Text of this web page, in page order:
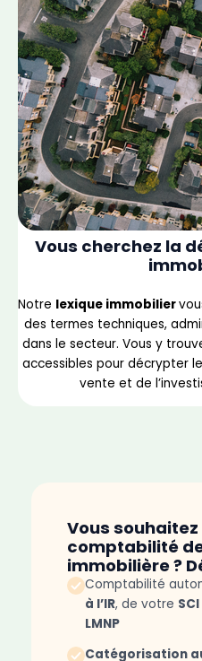
Vous cherchez la
Notre lexique immobilier
des termes techniques,
dans le secteur. Vous y
accessibles pour décrypter
vente et de
Vous
comptabilité
immobilière ?
Comptabilité
à l’IR, de votre SCI
LMNP
Catégorisation